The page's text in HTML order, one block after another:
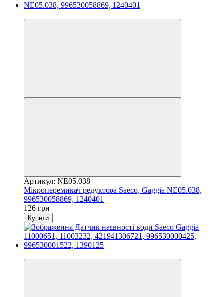
Артикул: NE05.038
Мікроперемикач редуктора Saeco, Gaggia NE05.038,
996530058869, 1240401
126 грн
Купити